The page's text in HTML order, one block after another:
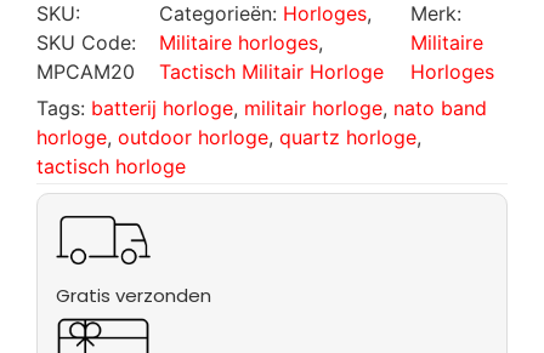
SKU:
SKU Code:
MPCAM20
Categorieën: Horloges,
Militaire horloges,
Tactisch Militair Horloge
Merk:
Militaire
Horloges
Tags: batterij horloge, militair horloge, nato band
horloge, outdoor horloge, quartz horloge,
tactisch horloge
Gratis verzonden